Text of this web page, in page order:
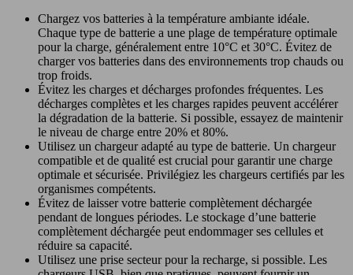
Chargez vos batteries à la température ambiante idéale.
Chaque type de batterie a une plage de température optimale
pour la charge, généralement entre 10°C et 30°C. Évitez de
charger vos batteries dans des environnements trop chauds ou
trop froids.
Évitez les charges et décharges profondes fréquentes. Les
décharges complètes et les charges rapides peuvent accélérer
la dégradation de la batterie. Si possible, essayez de maintenir
le niveau de charge entre 20% et 80%.
Utilisez un chargeur adapté au type de batterie. Un chargeur
compatible et de qualité est crucial pour garantir une charge
optimale et sécurisée. Privilégiez les chargeurs certifiés par les
organismes compétents.
Évitez de laisser votre batterie complètement déchargée
pendant de longues périodes. Le stockage d’une batterie
complètement déchargée peut endommager ses cellules et
réduire sa capacité.
Utilisez une prise secteur pour la recharge, si possible. Les